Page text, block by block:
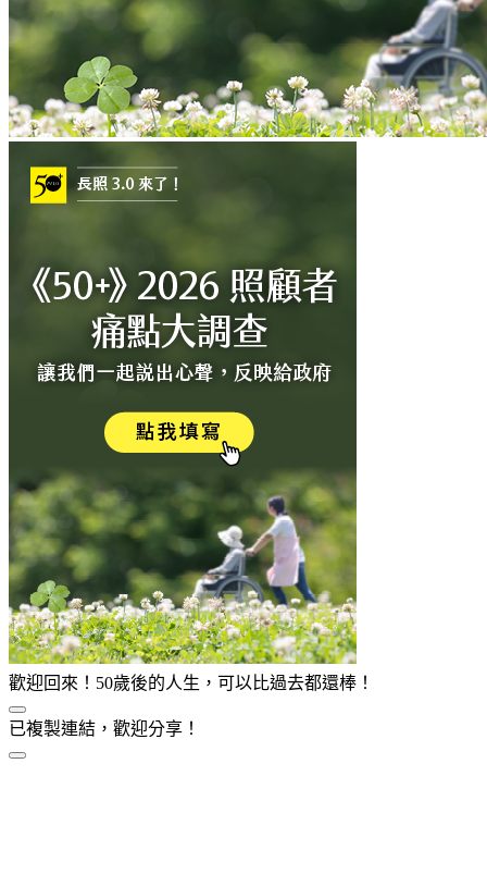
歡迎回來！50歲後的人生，可以比過去都還棒！
已複製連結，歡迎分享！